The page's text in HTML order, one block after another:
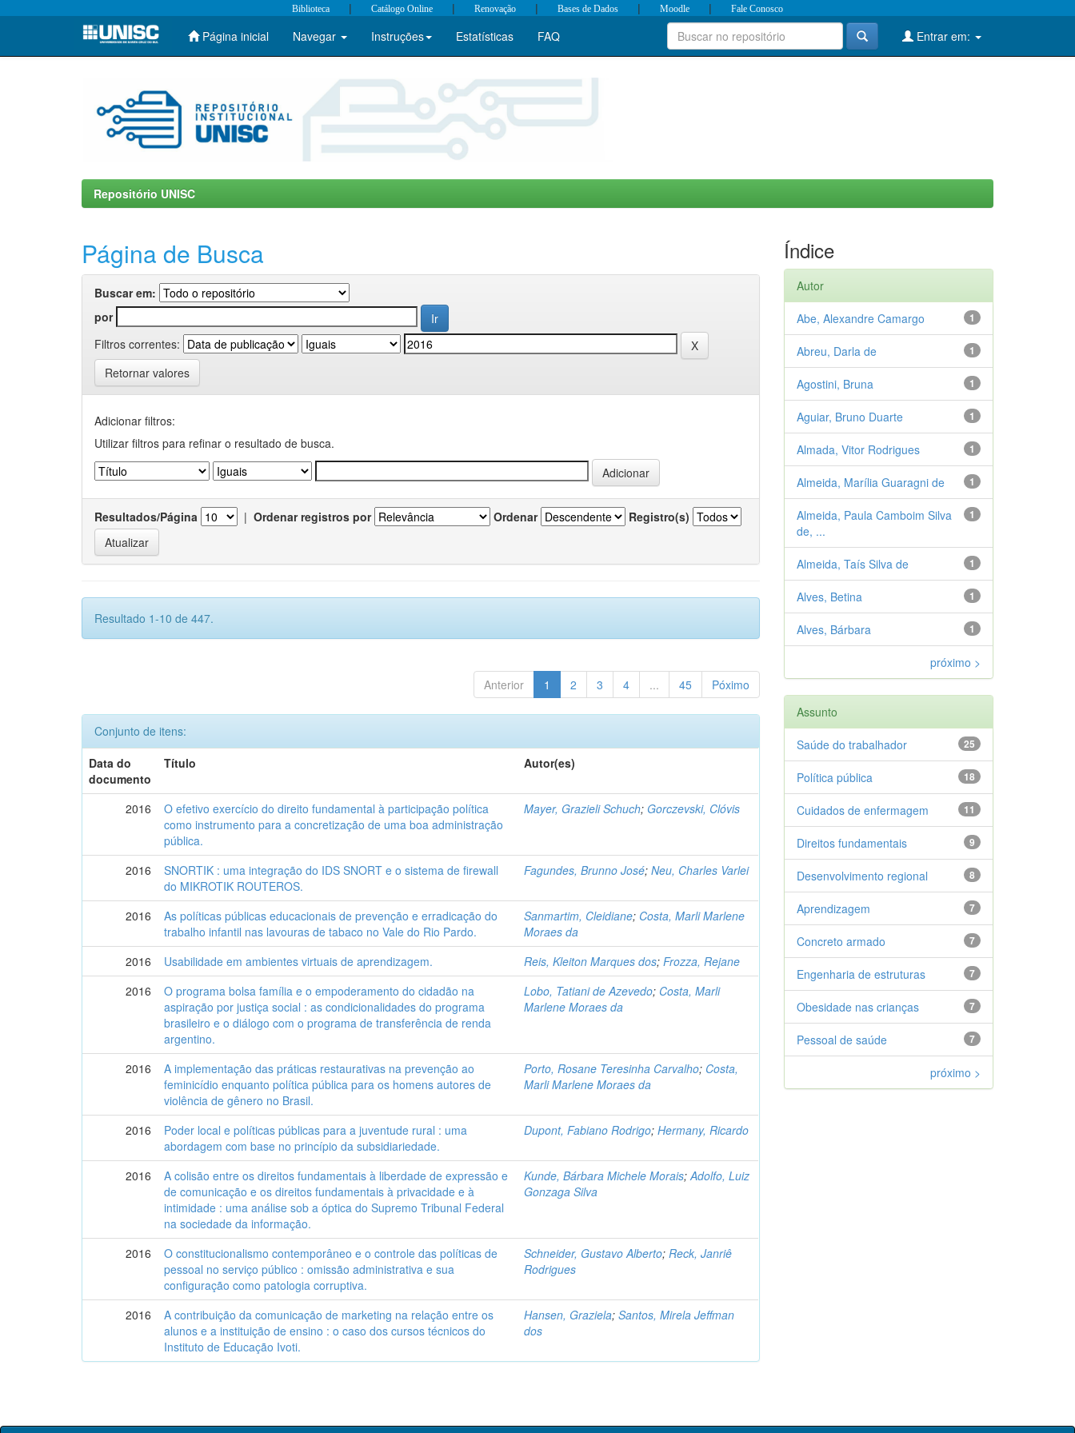
Skip
Biblioteca | Catálogo Online | Renovação | Bases de Dados | Moodle | Fale Conosco
Página inicial Navegar Instruções Estatísticas FAQ Entrar em:
Repositório UNISC
Página de Busca
Buscar em:
por
Filtros correntes:
Retornar valores
Adicionar filtros:
Utilizar filtros para refinar o resultado de busca.
Resultados/Página | Ordenar registros por Ordenar Registro(s)
Resultado 1-10 de 447.
Anterior 1 2 3 4 ... 45 Póximo
Conjunto de itens:
Data do
documento
Título Autor(es)
2016
O efetivo exercício do direito fundamental à participação política
como instrumento para a concretização de uma boa administração
pública.
Mayer, Grazieli Schuch; Gorczevski, Clóvis
2016
SNORTIK : uma integração do IDS SNORT e o sistema de firewall
do MIKROTIK ROUTEROS.
Fagundes, Brunno José;Neu, Charles Varlei
2016
As políticas públicas educacionais de prevenção e erradicação do
trabalho infantil nas lavouras de tabaco no Vale do Rio Pardo.
Sanmartim, Cleidiane; Costa, Marli Marlene
Moraes da
2016
Usabilidade em ambientes virtuais de aprendizagem. Reis, Kleiton Marques dos;Frozza, Rejane
2016
O programa bolsa família e o empoderamento do cidadão na
aspiração por justiça social : as condicionalidades do programa
brasileiro e o diálogo com o programa de transferência de renda
argentino.
Lobo, Tatiani de Azevedo; Costa, Marli
Marlene Moraes da
2016
A implementação das práticas restaurativas na prevenção ao
feminicídio enquanto política pública para os homens autores de
violência de gênero no Brasil.
Porto, Rosane Teresinha Carvalho; Costa,
Marli Marlene Moraes da
2016
Poder local e políticas públicas para a juventude rural : uma
abordagem com base no princípio da subsidiariedade.
Dupont, Fabiano Rodrigo;Hermany, Ricardo
2016
A colisão entre os direitos fundamentais à liberdade de expressão e
de comunicação e os direitos fundamentais à privacidade e à
intimidade : uma análise sob a óptica do Supremo Tribunal Federal
na sociedade da informação.
Kunde, Bárbara Michele Morais;Adolfo, Luiz
Gonzaga Silva
2016
O constitucionalismo contemporâneo e o controle das políticas de
pessoal no serviço público : omissão administrativa e sua
configuração como patologia corruptiva.
Schneider, Gustavo Alberto;Reck, Janriê
Rodrigues
2016
A contribuição da comunicação de marketing na relação entre os
alunos e a instituição de ensino : o caso dos cursos técnicos do
Instituto de Educação Ivoti.
Hansen, Graziela;Santos, Mirela Jeffman
dos
Índice
Autor
1
Abe, Alexandre Camargo
1
Abreu, Darla de
1
Agostini, Bruna
1
Aguiar, Bruno Duarte
1
Almada, Vitor Rodrigues
1
Almeida, Marília Guaragni de
1
Almeida, Paula Camboim Silva
de, ...
1
Almeida, Taís Silva de
1
Alves, Betina
1
Alves, Bárbara
próximo >
Assunto
25
Saúde do trabalhador
18
Política pública
11
Cuidados de enfermagem
9
Direitos fundamentais
8
Desenvolvimento regional
7
Aprendizagem
7
Concreto armado
7
Engenharia de estruturas
7
Obesidade nas crianças
7
Pessoal de saúde
próximo >